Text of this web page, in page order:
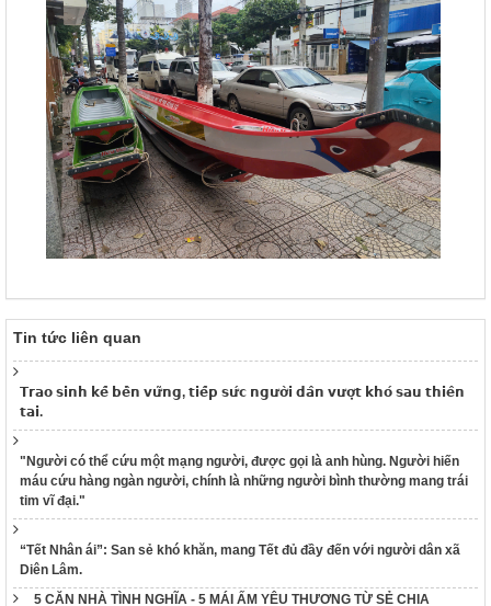
Tin tức liên quan
𝗧𝗿𝗮𝗼 𝘀𝗶𝗻𝗵 𝗸𝗲̂́ 𝗯𝗲̂̀𝗻 𝘃𝘂̛̃𝗻𝗴, 𝘁𝗶𝗲̂́𝗽 𝘀𝘂̛́𝗰 𝗻𝗴𝘂̛𝗼̛̀𝗶 𝗱𝗮̂𝗻 𝘃𝘂̛𝗼̛̣𝘁 𝗸𝗵𝗼́ 𝘀𝗮𝘂 𝘁𝗵𝗶𝗲̂𝗻
𝘁𝗮𝗶.
"Người có thể cứu một mạng người, được gọi là anh hùng. Người hiến
máu cứu hàng ngàn người, chính là những người bình thường mang trái
tim vĩ đại."
“Tết Nhân ái”: San sẻ khó khăn, mang Tết đủ đầy đến với người dân xã
Diên Lâm.
5 CĂN NHÀ TÌNH NGHĨA - 5 MÁI ẤM YÊU THƯƠNG TỪ SẺ CHIA